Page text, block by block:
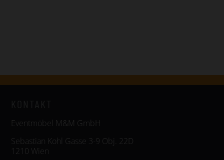
Eventmöbel M&M GmbH
Sebastian Kohl Gasse 3-9 Obj. 22D
1210 Wien